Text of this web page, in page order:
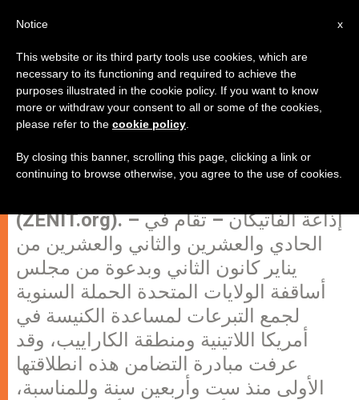
الحملة السنوية في الولايات المتحدة
لمساعدة الكنيسة في أمريكا اللاتينية
(ZENIT.org). – إذاعة الفاتيكان – تقام في
الحادي والعشرين والثاني والعشرين من
يناير كانون الثاني وبدعوة من مجلس
أساقفة الولايات المتحدة الحملة السنوية
لجمع التبرعات لمساعدة الكنيسة في
أمريكا اللاتينية ومنطقة الكاراييب، وقد
عرفت مبادرة التضامن هذه انطلاقتها
الأولى منذ ست وأربعين سنة وللمناسبة،
x
Notice
This website or its third party tools use cookies, which are
necessary to its functioning and required to achieve the
purposes illustrated in the cookie policy. If you want to know
more or withdraw your consent to all or some of the cookies,
please refer to the cookie policy
By closing this banner, scrolling this page, clicking a link or
continuing to browse otherwise, you agree to the use of cookies.